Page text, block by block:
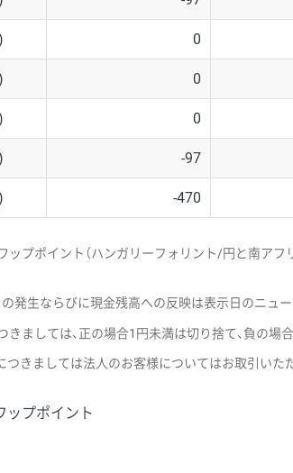
0
0
0
-97
-470
ップポイント（ハンガリーフォリント/円と南ア
発生ならびに現金残高への反映は表示日のニュ
きましては、正の場合1円未満は切り捨て、負の場
つきましては法人のお客様についてはお取引いた
ップポイント